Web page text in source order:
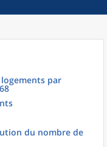
par
du nombre de